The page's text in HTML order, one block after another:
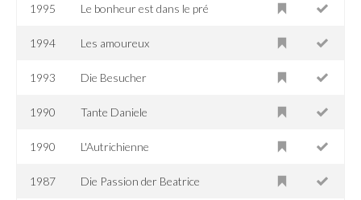
1995 Le bonheur est dans le pré
1994 Les amoureux
1993 Die Besucher
1990 Tante Daniele
1990 L'Autrichienne
1987 Die Passion der Beatrice